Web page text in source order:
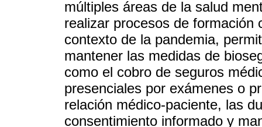
múltiples áreas de la salud
realizar procesos de formación
contexto de la pandemia,
mantener las medidas de
como el cobro de seguros
presenciales por exámenes o
relación médico-paciente, las
consentimiento informado y